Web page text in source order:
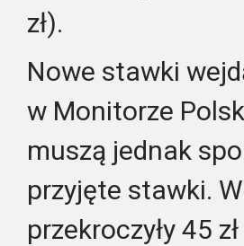
zł).
Nowe stawki
w Monitorze
muszą jednak
przyjęte stawki.
przekroczyły 45